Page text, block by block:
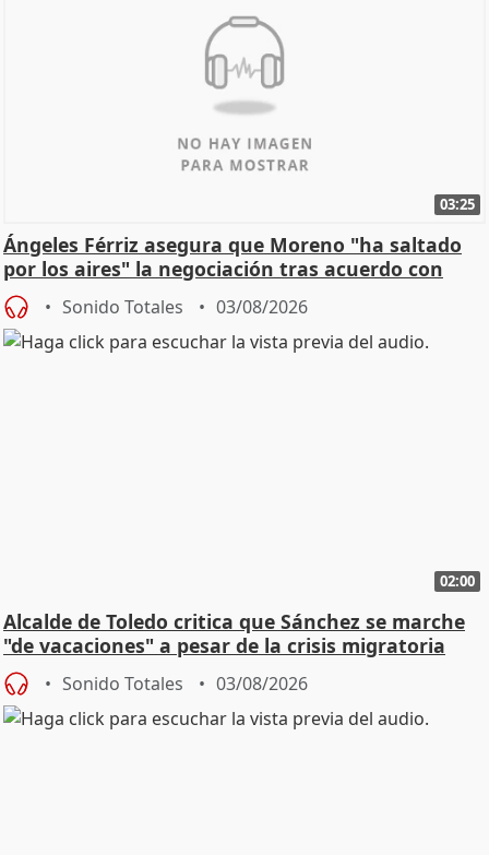
03:25
Ángeles Férriz asegura que Moreno "ha saltado
por los aires" la negociación tras acuerdo con
SMA
Sonido Totales 03/08/2026
02:00
Alcalde de Toledo critica que Sánchez se marche
"de vacaciones" a pesar de la crisis migratoria
Sonido Totales 03/08/2026